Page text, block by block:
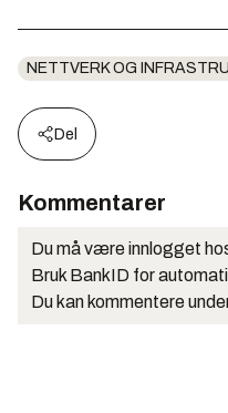
NETTVERK OG
Del
Kommentarer
Du må være innlogget
Bruk BankID for
Du kan kommentere